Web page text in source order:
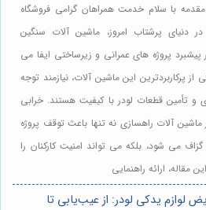
با سلام خدمت همراهان گرامی فروشگاه
دنیای پرشتاب امروز، ماشین آلات سنگین
پروژه های عمرانی و زیرساختی ایفا می
از پرکاربردترین این ماشین آلات، نیازمند توجه
و تأمین قطعات لودر با کیفیت هستند. خرابی
آلات راهسازی نه تنها باعث توقف پروژه
می شود، بلکه می تواند امنیت کارکنان را
مقاله، ارائه راهنمایی
لوازم یدکی لودر: از عیب‌یابی تا